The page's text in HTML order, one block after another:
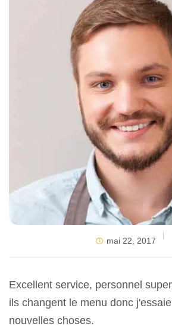
mai 22, 2017
Excellent service, personnel
ils changent le menu donc
nouvelles choses.